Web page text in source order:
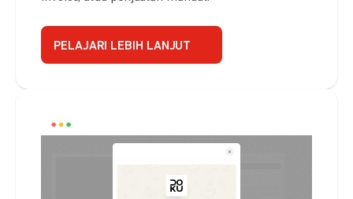
PELAJARI LEBIH LANJUT